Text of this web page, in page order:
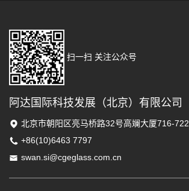
扫一扫 关注公众号
阿达国际科技发展（北京）有限公司
北京市朝阳区亮马桥路32号高斓大厦716-722
+86(10)6463 7797
swan.si@cgeglass.com.cn